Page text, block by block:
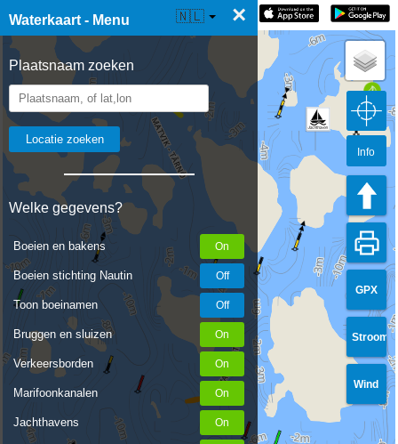
Waterkaart - Menu ×
Plaatsnaam zoeken
Welke gegevens?
Boeien en bakens
Boeien stichting Nautin
Toon boeinamen
Bruggen en sluizen
Verkeersborden
Marifoonkanalen
Jachthavens
☰ Waterkaart Live 🇳🇱
GPX
Stroom
Wind
Info